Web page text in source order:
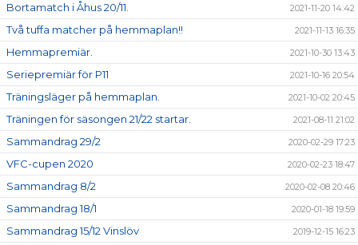
Bortamatch i Åhus 20/11. 2021-11-20 14:42
Två tuffa matcher på hemmaplan!! 2021-11-13 16:35
Hemmapremiär. 2021-10-30 13:43
Seriepremiär för P11 2021-10-16 20:54
Träningsläger på hemmaplan. 2021-10-02 20:45
Träningen för säsongen 21/22 startar. 2021-08-11 21:02
Sammandrag 29/2 2020-02-29 17:23
VFC-cupen 2020 2020-02-23 18:47
Sammandrag 8/2 2020-02-08 20:46
Sammandrag 18/1 2020-01-18 19:59
Sammandrag 15/12 Vinslöv 2019-12-15 16:23